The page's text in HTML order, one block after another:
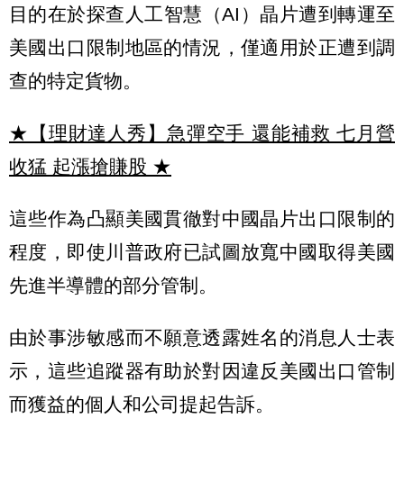
目的在於探查人工智慧（AI）晶片遭到轉運至
美國出口限制地區的情況，僅適用於正遭到調
查的特定貨物。
★【理財達人秀】急彈空手 還能補救 七月營
收猛 起漲搶賺股 ★
這些作為凸顯美國貫徹對中國晶片出口限制的
程度，即使川普政府已試圖放寬中國取得美國
先進半導體的部分管制。
由於事涉敏感而不願意透露姓名的消息人士表
示，這些追蹤器有助於對因違反美國出口管制
而獲益的個人和公司提起告訴。